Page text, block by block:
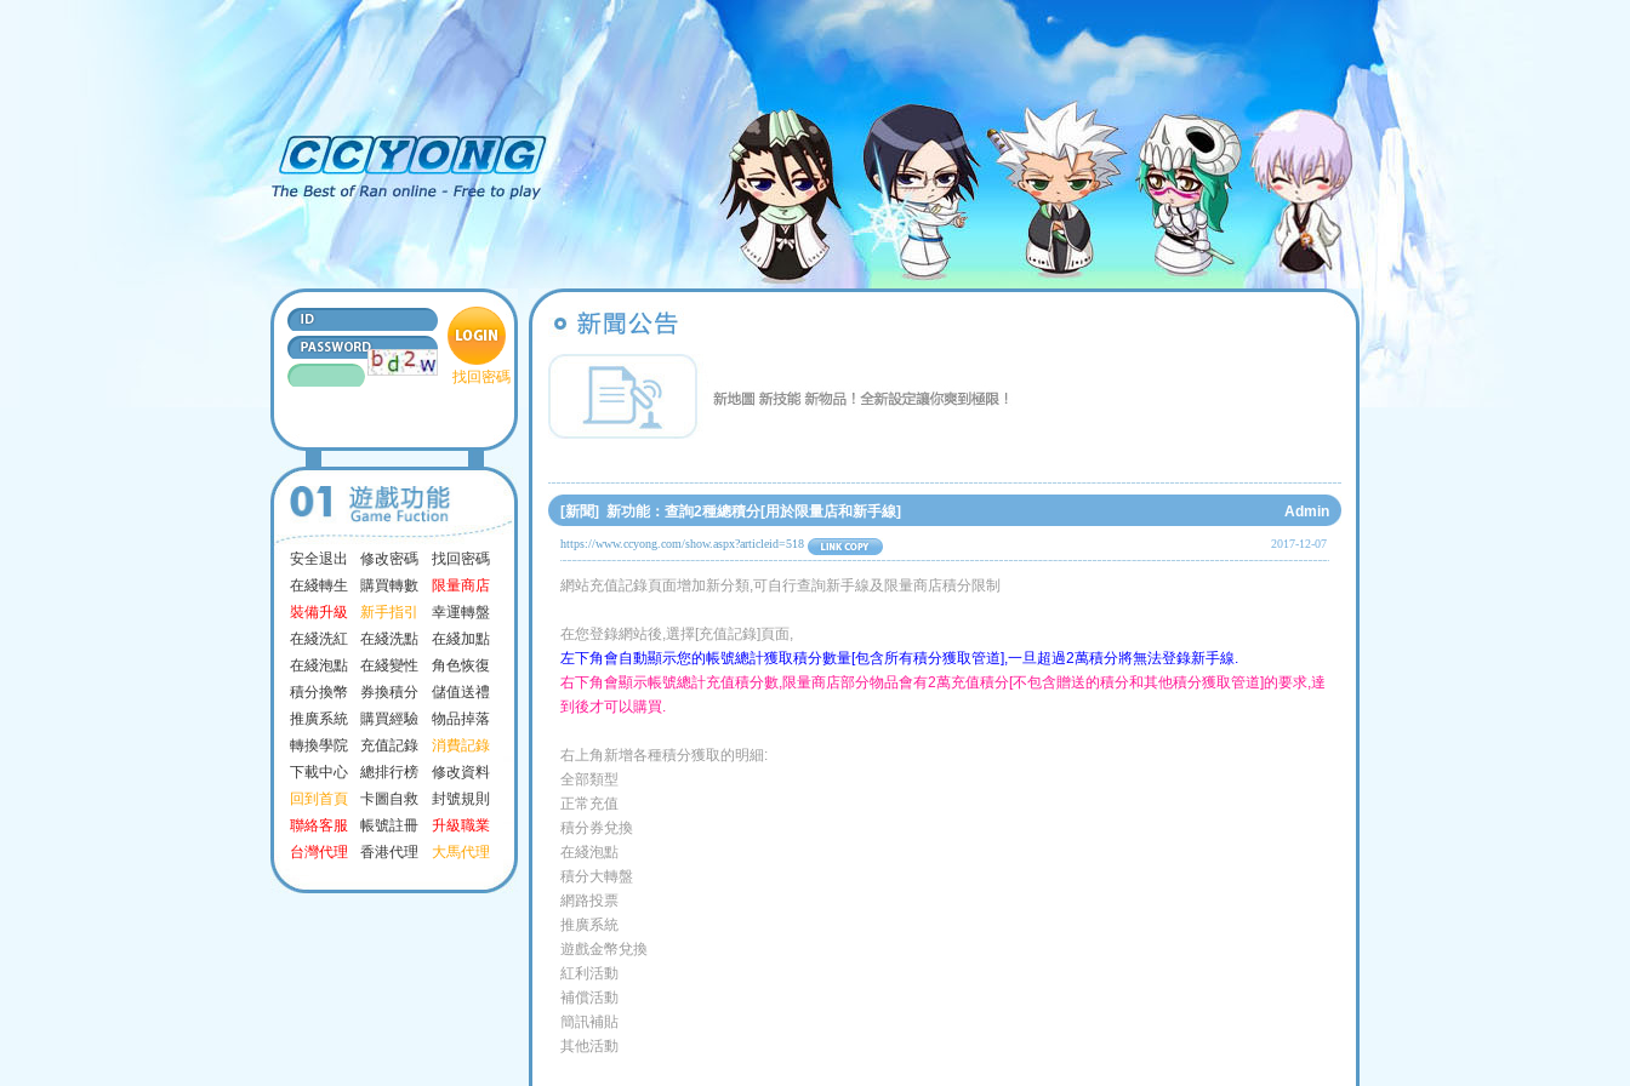
安全退出 修改密碼
找回密碼
在綫轉生
購買轉數
限量商店
裝備升級
新手指引
幸運轉盤
在綫洗紅
在綫洗點
在綫加點
在綫泡點
在綫變性
角色恢復
積分換幣
券換積分
儲值送禮
推廣系統
購買經驗
物品掉落
轉換學院
充值記錄
消費記錄
下載中心
總排行榜
修改資料
回到首頁
卡圖自救
封號規則
聯絡客服
帳號註冊
升級職業
台灣代理
香港代理 大馬代理
[新聞] 新功能：查詢2種總積分[用於限量店和新手線] Admin
https://www.ccyong.com/show.aspx?articleid=518 2017-12-07
網站充值記錄頁面增加新分類,可自行查詢新手線及限量商店積分限制
在您登錄網站後,選擇[充值記錄]頁面,
左下角會自動顯示您的帳號總計獲取積分數量[包含所有積分獲取管道],一旦超過2萬積分將無法登錄新手線.
右下角會顯示帳號總計充值積分數,限量商店部分物品會有2萬充值積分[不包含贈送的積分和其他積分獲取管道]的要求,達
到後才可以購買.
右上角新增各種積分獲取的明細:
全部類型
正常充值
積分券兌換
在綫泡點
積分大轉盤
網路投票
推廣系統
遊戲金幣兌換
紅利活動
補償活動
簡訊補貼
其他活動